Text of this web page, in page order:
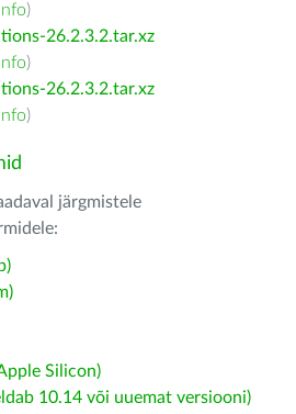
)
26.2.3.2.tar.xz
)
26.2.3.2.tar.xz
)
järgmistele
Silicon)
10.14 või uuemat versiooni)